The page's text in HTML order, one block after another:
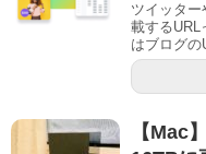
ツイッタ
載するURL
はブログ
【Mac